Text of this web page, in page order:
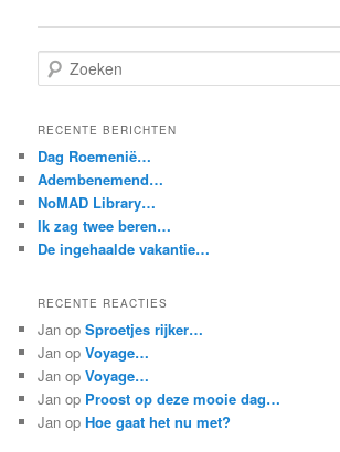
o
k
n
RECENTE BERICHTEN
Dag Roemenië…
Adembenemend…
NoMAD Library…
Ik zag twee beren…
De ingehaalde vakantie…
RECENTE REACTIES
Jan opSproetjes rijker…
Jan opVoyage…
Jan opVoyage…
Jan op Proost op deze mooie dag…
Jan opHoe gaat het nu met?